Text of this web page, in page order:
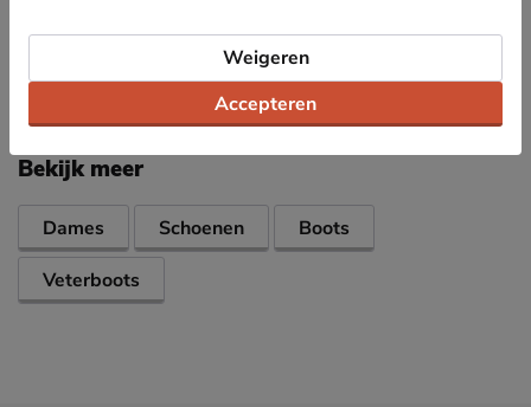
Over Buffalo
Bekijk meer
Dames Schoenen
Boots
Veterboots
Accepteren
Weigeren